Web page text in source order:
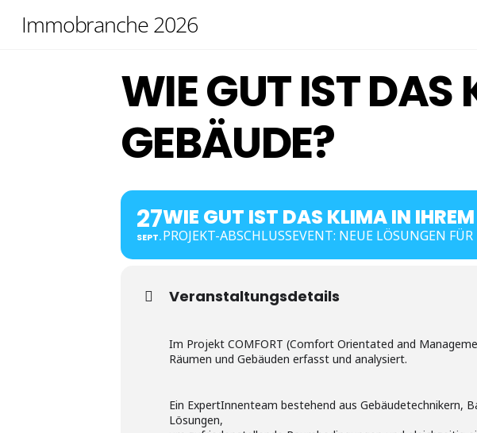
Immobranche 2026
WIE GUT IST DAS
GEBÄUDE?
27
SEPT.
WIE GUT IST DAS KLIMA IN
PROJEKT-ABSCHLUSSEVENT: NEUE LÖSUNGEN
Veranstaltungsdetails
Im Projekt COMFORT (Comfort Orientated and
Räumen und Gebäuden erfasst und analysiert.
Ein ExpertInnenteam bestehend aus Gebäudetechnikern,
Lösungen,